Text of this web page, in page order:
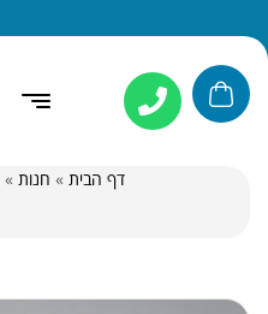
דף הבית » חנות »